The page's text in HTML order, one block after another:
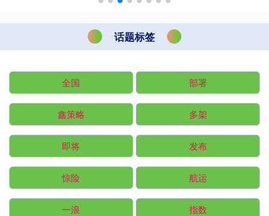
话题标签
全国 部署
鑫策略 多架
即将 发布
惊险 航运
一浪 指数